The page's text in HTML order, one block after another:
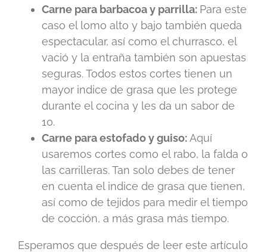
Carne para barbacoa y parrilla: Para este
caso el lomo alto y bajo también queda
espectacular, así como el churrasco, el
vació y la entraña también son apuestas
seguras. Todos estos cortes tienen un
mayor indice de grasa que les protege
durante el cocina y les da un sabor de
10.
Carne para estofado y guiso:Aquí
usaremos cortes como el rabo, la falda o
las carrilleras. Tan solo debes de tener
en cuenta el indice de grasa que tienen,
así como de tejidos para medir el tiempo
de cocción, a más grasa más tiempo.
Esperamos que después de leer este artículo